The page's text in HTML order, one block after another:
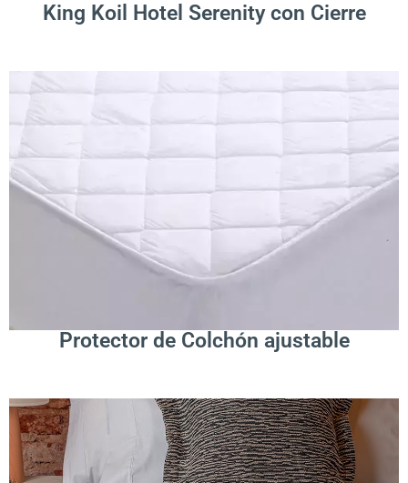
King Koil Hotel Serenity con Cierre
Protector de Colchón ajustable